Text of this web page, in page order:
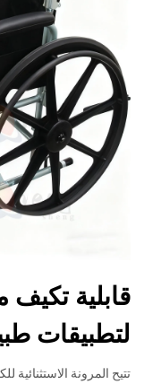
قابلية
لتطبيقات
تتيح المرونة